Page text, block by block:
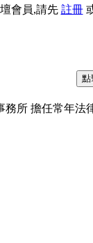
會員,請先 註冊
務所 擔任常年法